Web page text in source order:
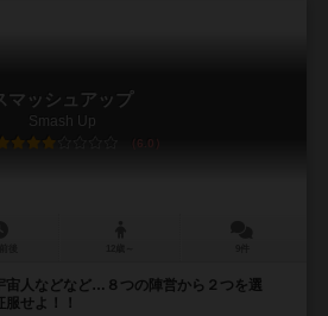
マッシュアップ
Smash Up
6.0
宙人などなど…８つの陣営から２つを選
せよ！！